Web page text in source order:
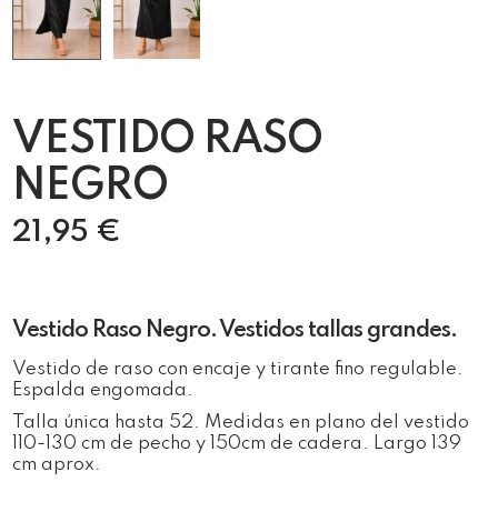
VESTIDO RASO
NEGRO
21,95 €
Vestido Raso Negro. Vestidos tallas grandes.
Vestido de raso con encaje y tirante fino regulable.
Espalda engomada.
Talla única hasta 52. Medidas en plano del vestido
110-130 cm de pecho y 150cm de cadera. Largo 139
cm aprox.